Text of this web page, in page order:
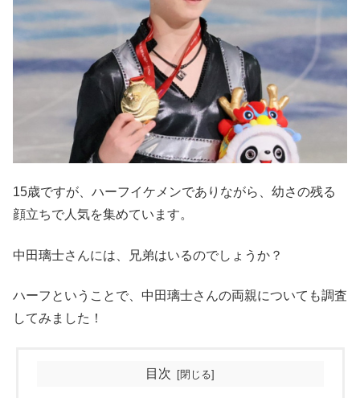
15歳ですが、ハーフイケメンでありながら、幼さの残る
顔立ちで人気を集めています。
中田璃士さんには、兄弟はいるのでしょうか？
ハーフということで、中田璃士さんの両親についても調査
してみました！
目次